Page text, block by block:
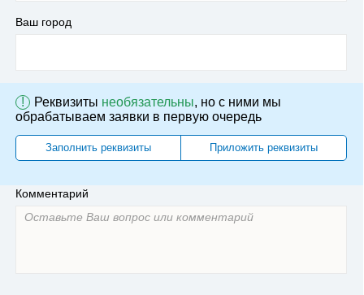
Ваш город
! Реквизиты необязательны, но с ними мы
обрабатываем заявки в первую очередь
Заполнить реквизиты Приложить реквизиты
Комментарий